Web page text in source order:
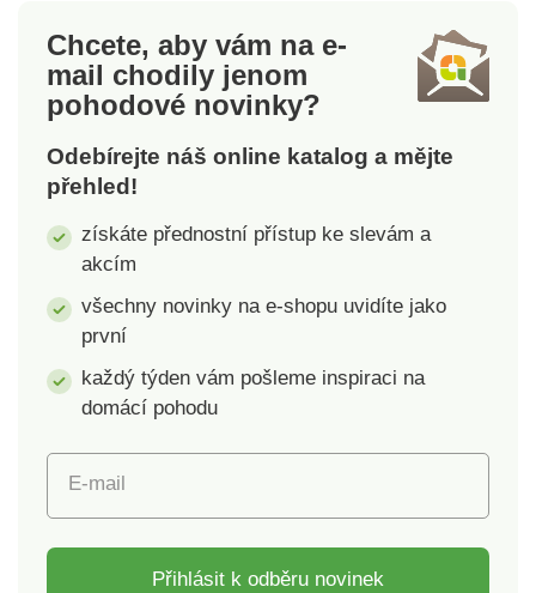
Chcete, aby vám na e-
mail chodily jenom
pohodové novinky?
Odebírejte náš online katalog a mějte
přehled!
získáte přednostní přístup ke slevám a
akcím
všechny novinky na e-shopu uvidíte jako
první
každý týden vám pošleme inspiraci na
domácí pohodu
E-mail
Přihlásit k odběru novinek